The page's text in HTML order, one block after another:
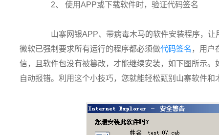
2、 使用APP或下载软件时，验证代码签名
山寨网银APP、带病毒木马的软件安装程序，让
微软已强制要求所有运行的程序都必须做代码签名 ，用户
信，且软件包没有被篡改，才能继续安装，如下图所示
自动报错。利用这个小技巧，您就能轻松甄别山寨软件和